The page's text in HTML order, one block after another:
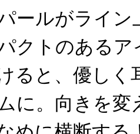
ールがライ
クトのあるア
ると、優しく
に。向きを変